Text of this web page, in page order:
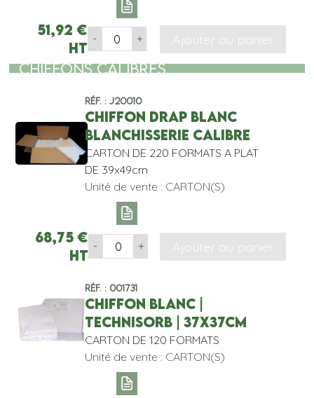
51,92 €
HT
- + Ajouter au panier
CHIFFONS CALIBRES
Réf. : J20010
CHIFFON DRAP BLANC
BLANCHISSERIE CALIBRE
CARTON DE 220 FORMATS A PLAT
DE 39x49cm
Unité de vente : CARTON(S)
68,75€
HT
- + Ajouter au panier
Réf. : 001731
CHIFFON BLANC |
TECHNISORB | 37x37CM
CARTON DE 120 FORMATS
Unité de vente : CARTON(S)